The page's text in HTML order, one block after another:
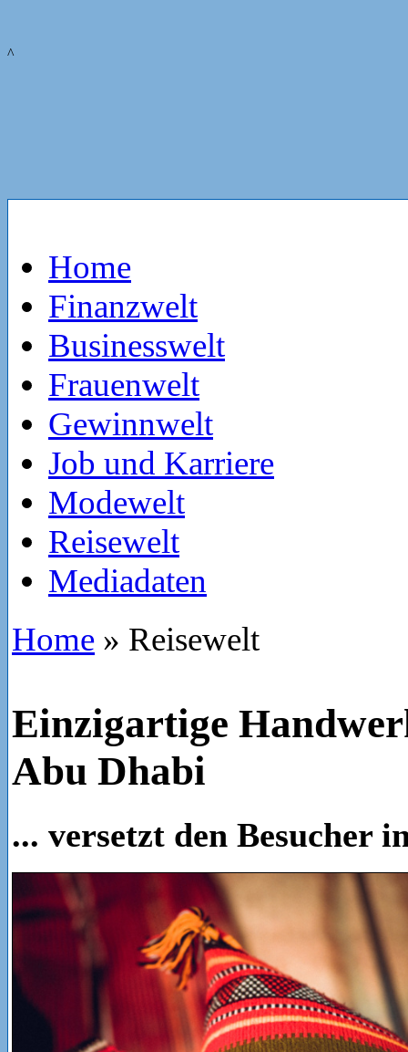
^
Home
Finanzwelt
Businesswelt
Frauenwelt
Gewinnwelt
Job und Karriere
Modewelt
Reisewelt
Mediadaten
Home » Reisewelt
Einzigartige
Abu Dhabi
... versetzt den Besucher